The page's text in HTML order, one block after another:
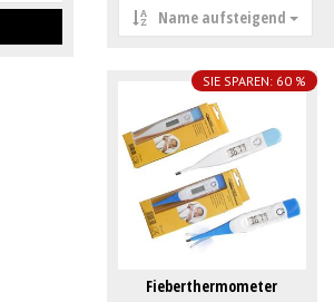
Name aufsteigend
Fieberthermometer
SIE SPAREN: 60 %